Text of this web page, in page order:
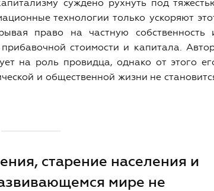
суждено рухнуть под
технологии только ускоряют
право на частную собственность
стоимости и капитала.
на роль провидца, однако от этого
и общественной жизни не
старение населения и
мире не